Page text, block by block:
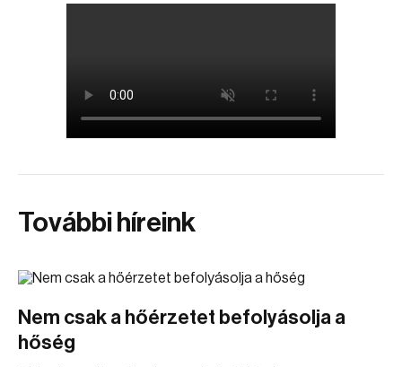
További híreink
Nem csak a hőérzetet befolyásolja a
hőség